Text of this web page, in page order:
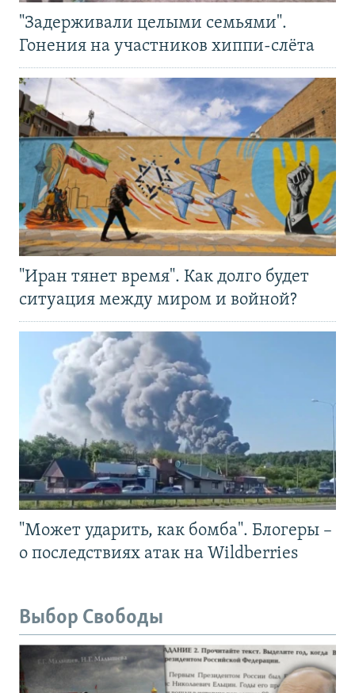
"Задерживали целыми семьями".
Гонения на участников хиппи-слёта
"Иран тянет время". Как долго будет
ситуация между миром и войной?
"Может ударить, как бомба". Блогеры –
о последствиях атак на Wildberries
Выбор Свободы